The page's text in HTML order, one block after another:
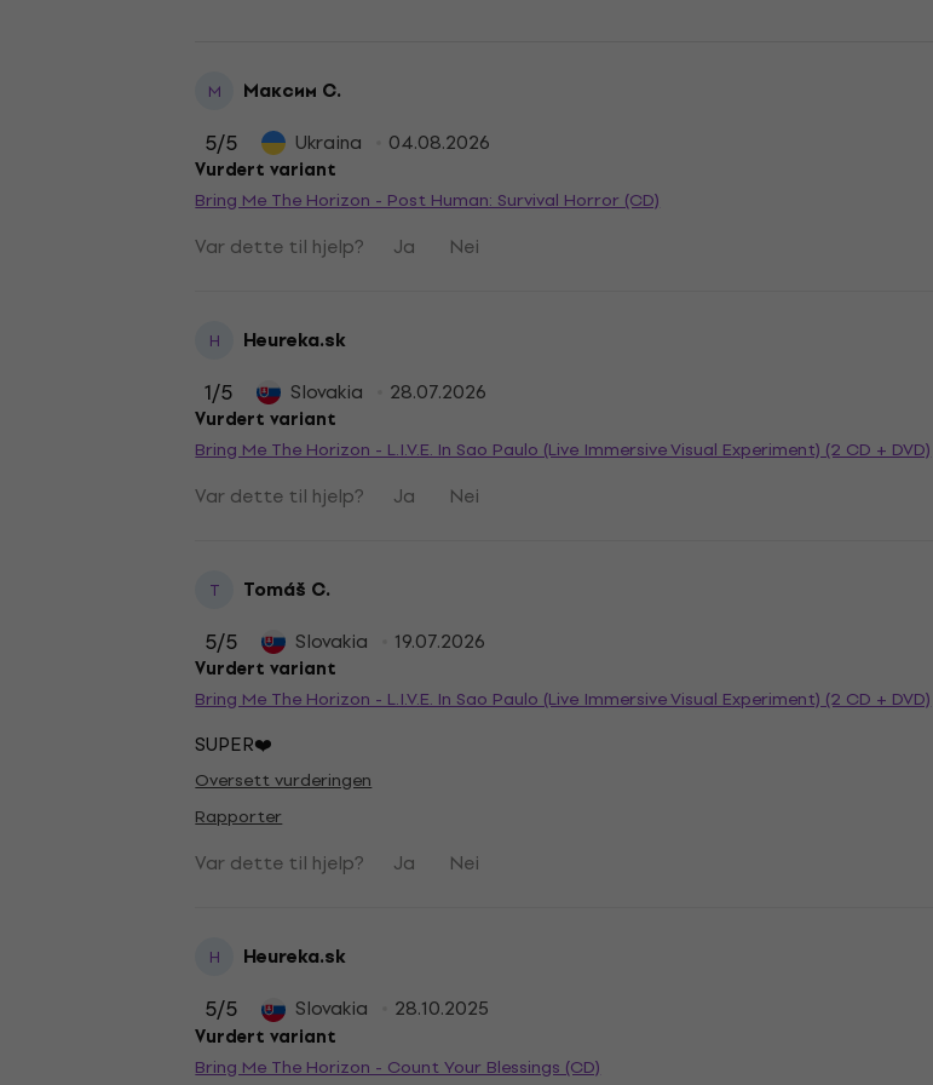
М Максим С.
5/5 Ukraina 04.08.2026
Vurdert variant
Bring Me The Horizon - Post Human: Survival Horror (CD)
Var dette til hjelp? Ja Nei
H Heureka.sk
1/5 Slovakia 28.07.2026
Vurdert variant
Bring Me The Horizon - L.I.V.E. In Sao Paulo (Live Immersive Visual Experiment) (2 CD + DVD)
Var dette til hjelp? Ja Nei
T Tomáš C.
5/5 Slovakia 19.07.2026
Vurdert variant
Bring Me The Horizon - L.I.V.E. In Sao Paulo (Live Immersive Visual Experiment) (2 CD + DVD)
SUPER❤️
Oversett vurderingen
Rapporter
Var dette til hjelp? Ja Nei
H Heureka.sk
5/5 Slovakia 28.10.2025
Vurdert variant
Bring Me The Horizon - Count Your Blessings (CD)